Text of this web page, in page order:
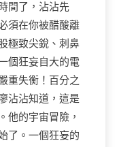
間了，沾沾先
須在你被醋酸離
極致尖銳、刺鼻
個狂妄自大的電
重失衡！百分之
沾沾知道，這是
他的宇宙冒險，
了。一個狂妄的